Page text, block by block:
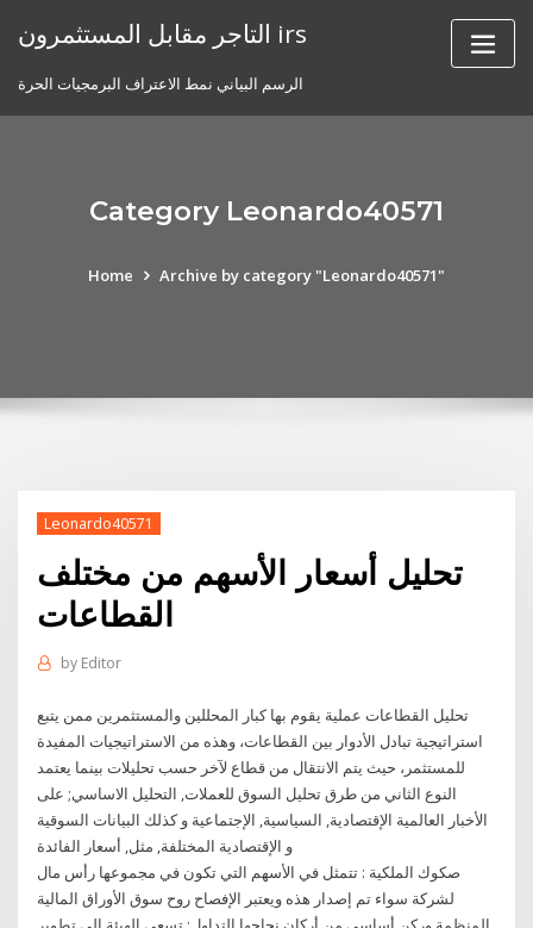
التاجر مقابل المستثمرون irs
الرسم البياني نمط الاعتراف البرمجيات الحرة
Category Leonardo40571
Home Archive by category "Leonardo40571"
Leonardo40571
تحليل أسعار الأسهم من مختلف
القطاعات
by Editor
تحليل القطاعات عملية يقوم بها كبار المحللين والمستثمرين ممن يتبع
استراتيجية تبادل الأدوار بين القطاعات، وهذه من الاستراتيجيات المفيدة
للمستثمر، حيث يتم الانتقال من قطاع لآخر حسب تحليلات بينما يعتمد
النوع الثاني من طرق تحليل السوق للعملات, التحليل الاساسي; على
الأخبار العالمية الإقتصادية, السياسية, الإجتماعية و كذلك البيانات السوقية
و الإقتصادية المختلفة, مثل, أسعار الفائدة
صكوك الملكية : تتمثل في الأسهم التي تكون في مجموعها رأس مال
لشركة سواء تم إصدار هذه ويعتبر الإفصاح روح سوق الأوراق المالية